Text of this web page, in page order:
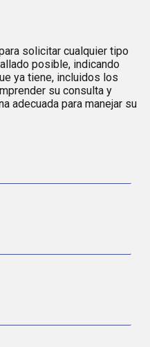
solicitar cualquier tipo
posible, indicando
ya tiene, incluidos los
su consulta y
adecuada para manejar su